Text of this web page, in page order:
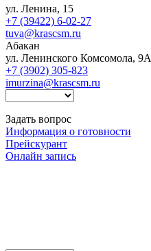
ул. Ленина, 15
+7 (39422) 6-02-27
tuva@krascsm.ru
Абакан
ул. Ленинского Комсомола, 9А
+7 (3902) 305-823
imurzina@krascsm.ru
Задать вопрос
Информация о готовности
Прейскурант
Онлайн запись